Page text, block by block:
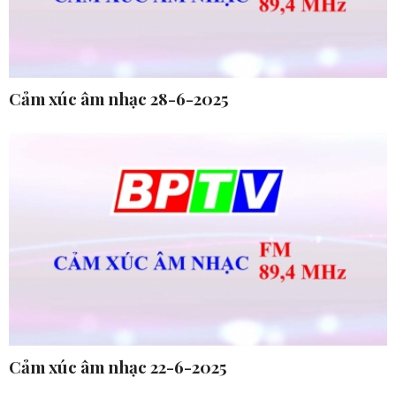
Cảm xúc âm nhạc 28-6-2025
Cảm xúc âm nhạc 22-6-2025